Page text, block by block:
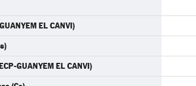
EL CANVI)
GUANYEM EL CANVI)